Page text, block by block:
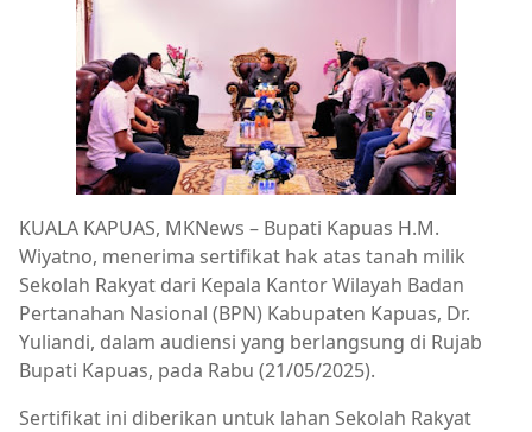
KUALA KAPUAS, MKNews – Bupati Kapuas H.M.
Wiyatno, menerima sertifikat hak atas tanah milik
Sekolah Rakyat dari Kepala Kantor Wilayah Badan
Pertanahan Nasional (BPN) Kabupaten Kapuas, Dr.
Yuliandi, dalam audiensi yang berlangsung di Rujab
Bupati Kapuas, pada Rabu (21/05/2025).
Sertifikat ini diberikan untuk lahan Sekolah Rakyat